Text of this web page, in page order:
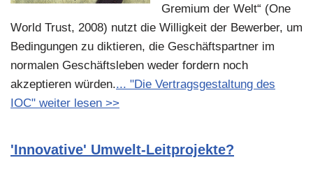
Gremium der Welt“ (One
World Trust, 2008) nutzt die Willigkeit der Bewerber, um
Bedingungen zu diktieren, die Geschäftspartner im
normalen Geschäftsleben weder fordern noch
akzeptieren würden.... "Die Vertragsgestaltung des
IOC" weiter lesen >>
'Innovative' Umwelt-Leitprojekte?